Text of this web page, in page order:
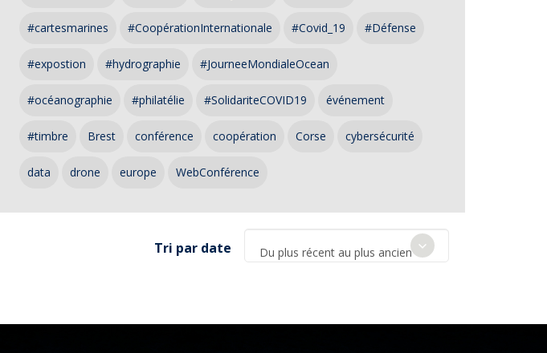
#cartesmarines #CoopérationInternationale #Covid_19 #Défense
#expostion #hydrographie #JourneeMondialeOcean
#océanographie #philatélie #SolidariteCOVID19 événement
#timbre Brest conférence coopération Corse cybersécurité
data drone europe WebConférence
Tri par date Du plus récent au plus ancien